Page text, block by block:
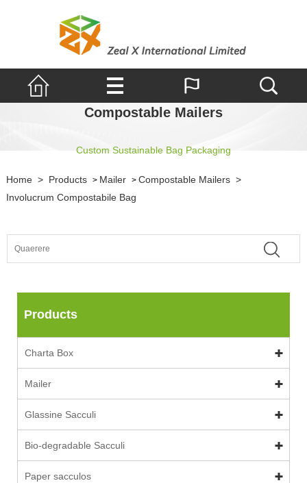
Compostable Mailers
Custom Sustainable Bag Packaging
Home > Products > Mailer > Compostable Mailers >
Involucrum Compostabile Bag
Products
Charta Box
Mailer
Glassine Sacculi
Bio-degradable Sacculi
Paper sacculos